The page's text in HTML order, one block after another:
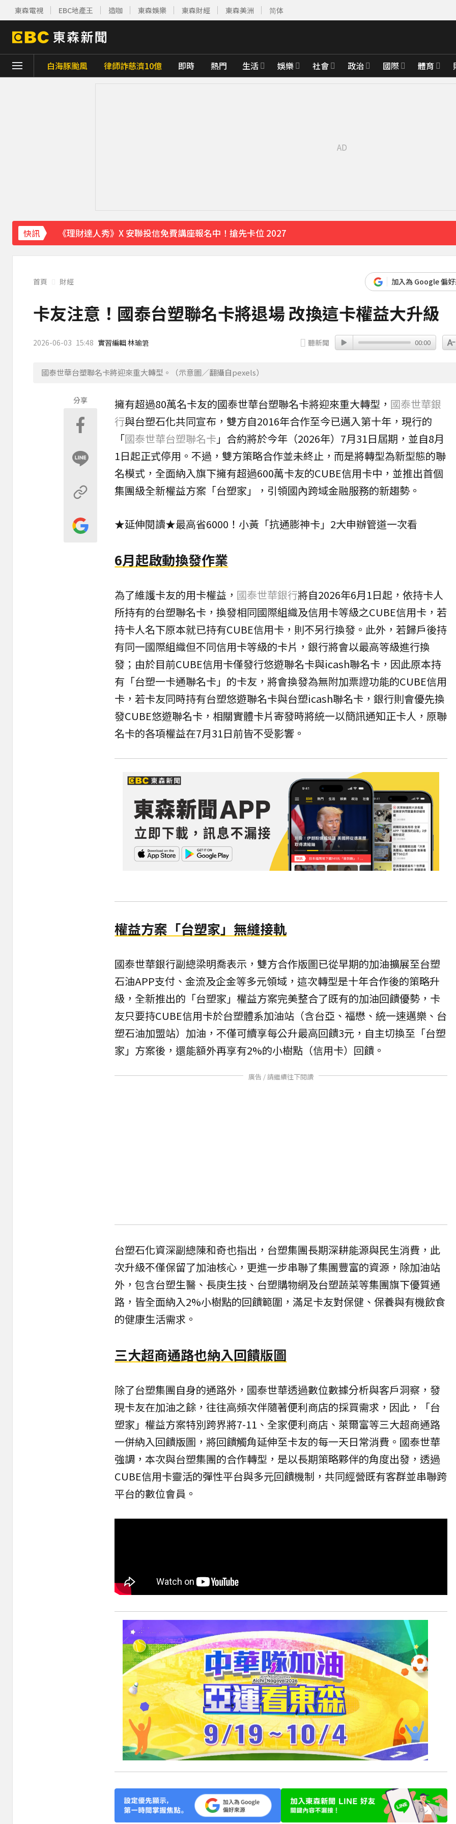
東森電視 EBC地產王 造咖 東森娛樂 東森財經 東森美洲 简体
白海豚颱風 律師詐慈濟10億 即時 熱門 生活 娛樂 社會 政治 國際 體育
快訊
《理財達人秀》X 安聯投信免費講座報名中！搶先卡位 2027
首頁 財經 加入為 Google 偏
卡友注意！國泰台塑聯名卡將退場 改換這卡權益大升級
2026-06-03 15:48 實習編輯 林瑜䇹 聽新聞 00:00
國泰世華台塑聯名卡將迎來重大轉型。（示意圖／翻攝自pexels）
分享 擁有超過80萬名卡友的國泰世華台塑聯名卡將迎來重大轉型， 國泰世華銀
行與台塑石化共同宣布，雙方自2016年合作至今已邁入第十年，現行的
「國泰世華台塑聯名卡 」合約將於今年（2026年）7月31日屆期，並自8月
1日起正式停用。不過，雙方策略合作並未終止，而是將轉型為新型態的聯
名模式，全面納入旗下擁有超過600萬卡友的CUBE信用卡中，並推出首個
集團級全新權益方案「台塑家」，引領國內跨域金融服務的新趨勢。
★延伸閱讀★最高省6000！小黃「抗通膨神卡」2大申辦管道一次看
6月起啟動換發作業
為了維護卡友的用卡權益， 國泰世華銀行將自2026年6月1日起，依持卡人
所持有的台塑聯名卡，換發相同國際組織及信用卡等級之CUBE信用卡，若
持卡人名下原本就已持有CUBE信用卡，則不另行換發。此外，若歸戶後持
有同一國際組織但不同信用卡等級的卡片，銀行將會以最高等級進行換
發；由於目前CUBE信用卡僅發行悠遊聯名卡與icash聯名卡，因此原本持
有「台塑一卡通聯名卡」的卡友，將會換發為無附加票證功能的CUBE信用
卡，若卡友同時持有台塑悠遊聯名卡與台塑icash聯名卡，銀行則會優先換
發CUBE悠遊聯名卡，相關實體卡片寄發時將統一以簡訊通知正卡人，原聯
名卡的各項權益在7月31日前皆不受影響。
權益方案「台塑家」無縫接軌
國泰世華銀行副總梁明喬表示，雙方合作版圖已從早期的加油擴展至台塑
石油APP支付、金流及企金等多元領域，這次轉型是十年合作後的策略升
級，全新推出的「台塑家」權益方案完美整合了既有的加油回饋優勢，卡
友只要持CUBE信用卡於台塑體系加油站（含台亞、福懋、統一速邁樂、台
塑石油加盟站）加油，不僅可續享每公升最高回饋3元，自主切換至「台塑
家」方案後，還能額外再享有2%的小樹點（信用卡）回饋。
廣告 / 請繼續往下閱讀
台塑石化資深副總陳和奇也指出，台塑集團長期深耕能源與民生消費，此
次升級不僅保留了加油核心，更進一步串聯了集團豐富的資源，除加油站
外，包含台塑生醫、長庚生技、台塑購物網及台塑蔬菜等集團旗下優質通
路，皆全面納入2%小樹點的回饋範圍，滿足卡友對保健、保養與有機飲食
的健康生活需求。
三大超商通路也納入回饋版圖
除了台塑集團自身的通路外，國泰世華透過數位數據分析與客戶洞察，發
現卡友在加油之餘，往往高頻次伴隨著便利商店的採買需求，因此，「台
塑家」權益方案特別跨界將7-11、全家便利商店、萊爾富等三大超商通路
一併納入回饋版圖，將回饋觸角延伸至卡友的每一天日常消費。國泰世華
強調，本次與台塑集團的合作轉型，是以長期策略夥伴的角度出發，透過
CUBE信用卡靈活的彈性平台與多元回饋機制，共同經營既有客群並串聯跨
平台的數位會員。